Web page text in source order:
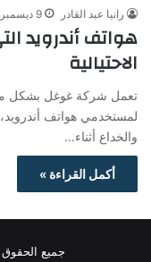
رانيا عبد القادر 9 ديسمبر، 2025
هواتف أندرويد
الاحتيالية
تعمل شركة غوغل بشكل
لمستخدمي هواتف
والخداع أثناء…
أكمل القراءة »
جميع الحقوق